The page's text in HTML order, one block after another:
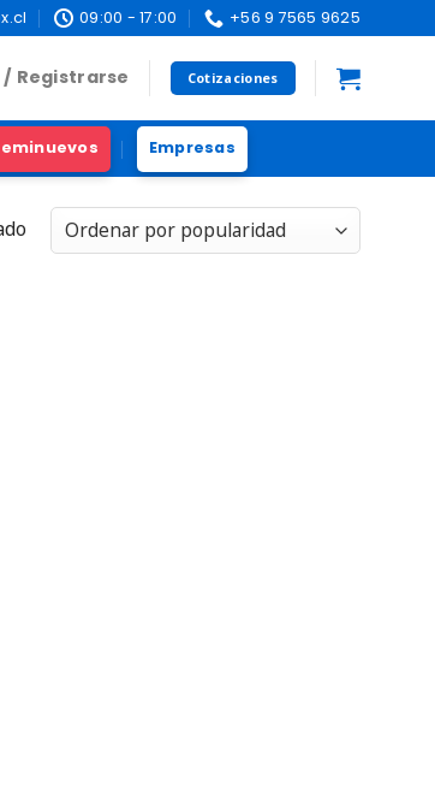
09:00 - 17:00 +56 9 7565 9625
Registrarse Cotizaciones
Empresas